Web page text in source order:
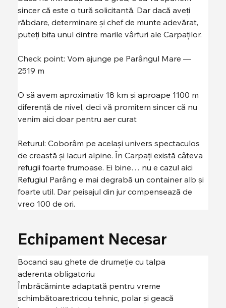
sincer că este o tură solicitantă. Dar dacă aveți
răbdare, determinare și chef de munte adevărat,
puteți bifa unul dintre marile vârfuri ale Carpaților.
Check point: Vom ajunge pe Parângul Mare —
2519 m
O să avem aproximativ 18 km și aproape 1100 m
diferență de nivel, deci vă promitem sincer că nu
venim aici doar pentru aer curat
Returul: Coborâm pe același univers spectaculos
de creastă și lacuri alpine. În Carpați există câteva
refugii foarte frumoase. Ei bine… nu e cazul aici
Refugiul Parâng e mai degrabă un container alb și
foarte util. Dar peisajul din jur compensează de
vreo 100 de ori.
Echipament Necesar
Bocanci sau ghete de drumeție cu talpa
aderenta obligatoriu
Îmbrăcăminte adaptată pentru vreme
schimbătoare:tricou tehnic, polar și geacă